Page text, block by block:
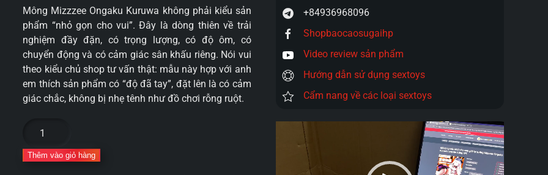
Mông Mizzzee Ongaku Kuruwa không phải kiểu sản
phẩm “nhỏ gọn cho vui”. Đây là dòng thiên về trải
nghiệm đầy đặn, có trọng lượng, có độ ôm, có
chuyển động và có cảm giác sân khấu riêng. Nói vui
theo kiểu chủ shop tư vấn thật: mẫu này hợp với anh
em thích sản phẩm có “độ đã tay”, đặt lên là có cảm
giác chắc, không bị nhẹ tênh như đồ chơi rỗng ruột.
nguyên
khối
Thêm vào giỏ hàng
+84936968096
Shopbaocaosugaihp
Video review sản phẩm
Hướng dẫn sử dụng sextoys
Cẩm nang về các loại sextoys